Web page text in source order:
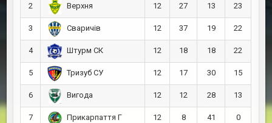
2 Верхня 12 27 13 23
3 Сваричів 12 37 19 22
4 Штурм СК 12 18 18 22
5 Тризуб СУ 12 17 30 15
6 Вигода 12 12 28 13
7 Прикарпаття Г 12 8 41 0